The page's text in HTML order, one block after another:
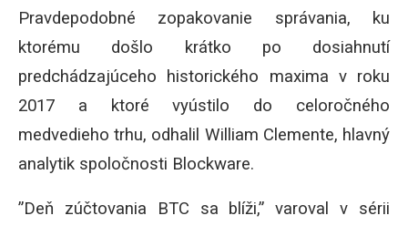
Pravdepodobné zopakovanie správania, ku
ktorému došlo krátko po dosiahnutí
predchádzajúceho historického maxima v roku
2017 a ktoré vyústilo do celoročného
medvedieho trhu, odhalil William Clemente, hlavný
analytik spoločnosti Blockware.
”Deň zúčtovania BTC sa blíži,” varoval v sérii